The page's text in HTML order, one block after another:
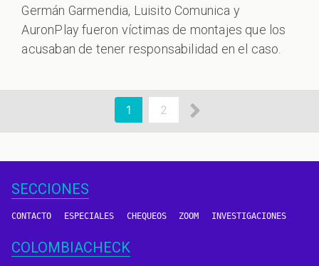
Germán Garmendia, Luisito Comunica y
AuronPlay fueron víctimas de montajes que los
acusaban de tener responsabilidad en el caso.
Página
actual
1 Page
2
Siguiente
SECCIONES
CONTACTO ESPECIALES CHEQUEOS ZOOM INVESTIGACIONES
COLOMBIACHECK